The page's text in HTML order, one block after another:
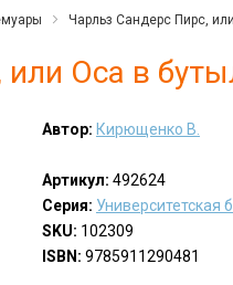
Чарльз Сандерс Пирс,
или Оса в
Автор: Кирющенко В.
Артикул: 492624
Серия: Университетская
SKU: 102309
ISBN: 9785911290481